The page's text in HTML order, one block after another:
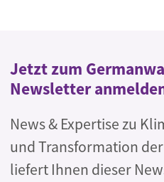
Jetzt zum
Newsletter
News & Expertise zu
und Transformation
liefert Ihnen dieser